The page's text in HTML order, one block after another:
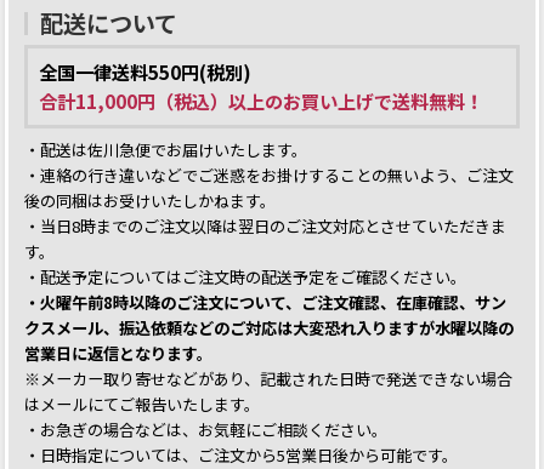
配送について
全国一律送料550円(税別)
合計11,000円（税込）以上のお買い上げで送料無料！
・配送は佐川急便でお届けいたします。
・連絡の行き違いなどでご迷惑をお掛けすることの無いよう、ご注文
後の同梱はお受けいたしかねます。
・当日8時までのご注文以降は翌日のご注文対応とさせていただきま
す。
・配送予定についてはご注文時の配送予定をご確認ください。
・火曜午前8時以降のご注文について、ご注文確認、在庫確認、サン
クスメール、振込依頼などのご対応は大変恐れ入りますが水曜以降の
営業日に返信となります。
※メーカー取り寄せなどがあり、記載された日時で発送できない場合
はメールにてご報告いたします。
・お急ぎの場合などは、お気軽にご相談ください。
・日時指定については、ご注文から5営業日後から可能です。